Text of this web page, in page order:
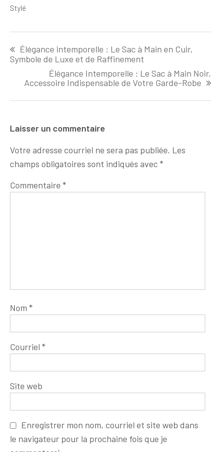
Stylé
de
l'article
Élégance intemporelle : Le Sac à Main en Cuir,
Symbole de Luxe et de Raffinement
Élégance Intemporelle : Le Sac à Main Noir,
Accessoire Indispensable de Votre Garde-Robe
Laisser un commentaire
Votre adresse courriel ne sera pas publiée. Les
champs obligatoires sont indiqués avec *
Commentaire *
Nom *
Courriel *
Site web
Enregistrer mon nom, courriel et site web dans
le navigateur pour la prochaine fois que je